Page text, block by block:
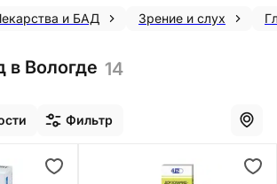
и БАД Зрение и слух
в Вологде 14
Фильтр